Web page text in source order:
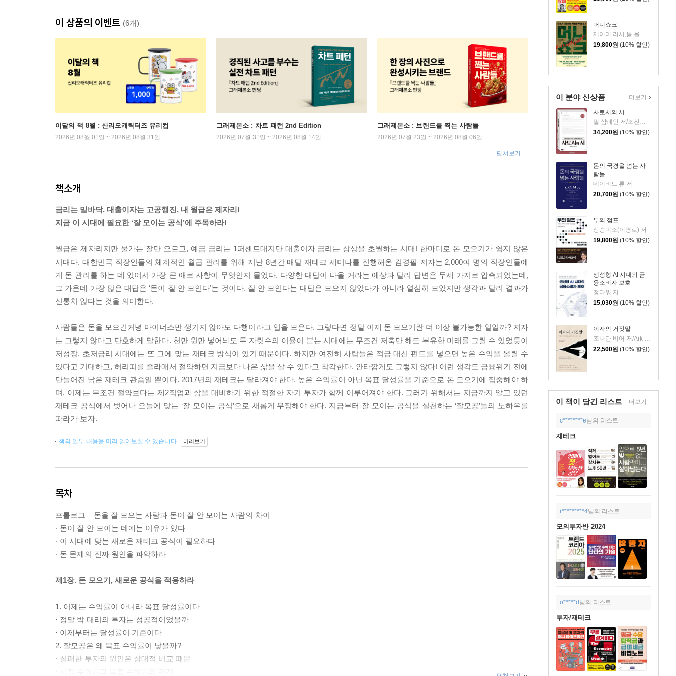
머니쇼크
제이미 러시,톰 올릭,스테파니 플랜더스 편저/임경은 역/박정호 감수
19,800원 (10% 할인)
이 분야 신상품
사토시의 서
필 샴페인 저/조진수 역
34,200원 (10% 할인)
돈의 국경을 넘는 사
람들
데이비드 류 저
20,700원 (10% 할인)
부의 점프
상승미소(이명로) 저
19,800원 (10% 할인)
생성형 AI 시대의 금
융소비자 보호
정다워 저
15,030원 (10% 할인)
이자의 거짓말
조나단 비어 저/Ark 127 역
22,500원 (10% 할인)
더보기
이 책이 담긴 리스트 더보기
c********e님의 리스트
재테크
r*********4님의 리스트
모의투자반 2024
o*****d 님의 리스트
투자/재테크
이 상품의 이벤트 (6개)
이달의 책 8월 : 산리오캐릭터즈 유리컵
2026년 08월 01일 ~ 2026년 08월 31일
그래제본소 : 차트 패턴 2nd Edition
2026년 07월 31일 ~ 2026년 08월 14일
그래제본소 : 브랜드를 찍는 사람들
2026년 07월 23일 ~ 2026년 08월 06일
펼쳐보기
책소개
금리는 밑바닥, 대출이자는 고공행진, 내 월급은 제자리!
지금 이 시대에 필요한 ‘잘 모이는 공식’에 주목하라!
월급은 제자리지만 물가는 잘만 오르고, 예금 금리는 1퍼센트대지만 대출이자 금리는 상상을 초월하는 시대! 한마디로 돈 모으기가 쉽지 않은
시대다. 대한민국 직장인들의 체계적인 월급 관리를 위해 지난 8년간 매달 재테크 세미나를 진행해온 김경필 저자는 2,000여 명의 직장인들에
게 돈 관리를 하는 데 있어서 가장 큰 애로 사항이 무엇인지 물었다. 다양한 대답이 나올 거라는 예상과 달리 답변은 두세 가지로 압축되었는데,
그 가운데 가장 많은 대답은 ‘돈이 잘 안 모인다’는 것이다. 잘 안 모인다는 대답은 모으지 않았다가 아니라 열심히 모았지만 생각과 달리 결과가
신통치 않다는 것을 의미한다.
사람들은 돈을 모으긴커녕 마이너스만 생기지 않아도 다행이라고 입을 모은다. 그렇다면 정말 이제 돈 모으기란 더 이상 불가능한 일일까? 저자
는 그렇지 않다고 단호하게 말한다. 천만 원만 넣어놔도 두 자릿수의 이율이 붙는 시대에는 무조건 저축만 해도 부유한 미래를 그릴 수 있었듯이
저성장, 초저금리 시대에는 또 그에 맞는 재테크 방식이 있기 때문이다. 하지만 여전히 사람들은 적금 대신 펀드를 넣으면 높은 수익을 올릴 수
있다고 기대하고, 허리띠를 졸라매서 절약하면 지금보다 나은 삶을 살 수 있다고 착각한다. 안타깝게도 그렇지 않다! 이런 생각도 금융위기 전에
만들어진 낡은 재테크 관습일 뿐이다. 2017년의 재테크는 달라져야 한다. 높은 수익률이 아닌 목표 달성률을 기준으로 돈 모으기에 집중해야 하
며, 이제는 무조건 절약보다는 제2직업과 삶을 대비하기 위한 적절한 자기 투자가 함께 이루어져야 한다. 그러기 위해서는 지금까지 알고 있던
재테크 공식에서 벗어나 오늘에 맞는 ‘잘 모이는 공식’으로 새롭게 무장해야 한다. 지금부터 잘 모이는 공식을 실천하는 ‘잘모공’들의 노하우를
따라가 보자.
책의 일부 내용을 미리 읽어보실 수 있습니다. 미리보기
목차
프롤로그 _ 돈을 잘 모으는 사람과 돈이 잘 안 모이는 사람의 차이
· 돈이 잘 안 모이는 데에는 이유가 있다
· 이 시대에 맞는 새로운 재테크 공식이 필요하다
· 돈 문제의 진짜 원인을 파악하라
제1장. 돈 모으기, 새로운 공식을 적용하라
1. 이제는 수익률이 아니라 목표 달성률이다
· 정말 박 대리의 투자는 성공적이었을까
· 이제부터는 달성률이 기준이다
2. 잘모공은 왜 목표 수익률이 낮을까?
· 실패한 투자의 원인은 상대적 비교 때문